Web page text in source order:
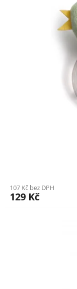
107 Kč bez DPH
129 Kč